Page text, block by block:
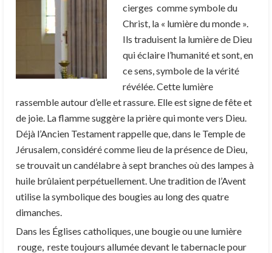
cierges comme symbole du
Christ, la « lumière du monde ».
Ils traduisent la lumière de Dieu
qui éclaire l’humanité et sont, en
ce sens, symbole de la vérité
révélée. Cette lumière
rassemble autour d’elle et rassure. Elle est signe de fête et
de joie. La flamme suggère la prière qui monte vers Dieu.
Déjà l’Ancien Testament rappelle que, dans le Temple de
Jérusalem, considéré comme lieu de la présence de Dieu,
se trouvait un candélabre à sept branches où des lampes à
huile brûlaient perpétuellement. Une tradition de l’Avent
utilise la symbolique des bougies au long des quatre
dimanches.
Dans les Églises catholiques, une bougie ou une lumière
rouge, reste toujours allumée devant le tabernacle pour